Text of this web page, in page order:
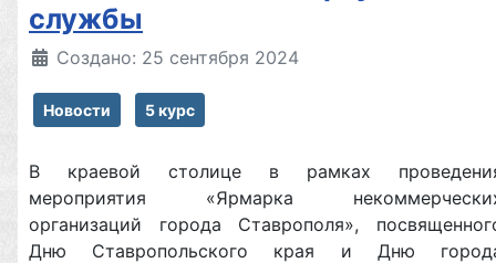
службы
Создано: 25 сентября 2024
Новости 5 курс
В краевой столице в рамках
мероприятия «Ярмарка
организаций города Ставрополя»,
Дню Ставропольского края и Дню